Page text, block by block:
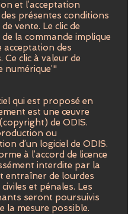
et l’acceptation
présentes conditions
vente. Le clic de
la commande implique
acceptation des
Ce clic à valeur de
numérique’"
qui est proposé en
est une œuvre
de ODIS.
ou
d’un logiciel de ODIS.
à l’accord de licence
interdite par la
entraîner de lourdes
et pénales. Les
seront poursuivis
la mesure possible.